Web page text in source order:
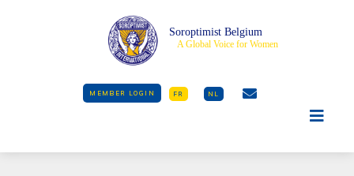
Soroptimist Belgium
A Global Voice for Women
MEMBER LOGIN FR NL